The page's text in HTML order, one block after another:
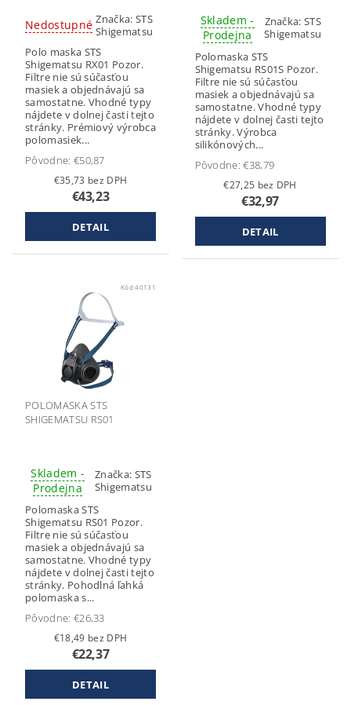
Nedostupné Značka: STS
Shigematsu
Polo maska STS
Shigematsu RX01 Pozor.
Filtre nie sú súčasťou
masiek a objednávajú sa
samostatne. Vhodné typy
nájdete v dolnej časti tejto
stránky. Prémiový výrobca
polomasiek...
Pôvodne: €50,87
€35,73 bez DPH
€43,23
DETAIL
Skladem -
Prodejna
Značka:STS
Shigematsu
Polomaska STS
Shigematsu RS01S Pozor.
Filtre nie sú súčasťou
masiek a objednávajú sa
samostatne. Vhodné typy
nájdete v dolnej časti tejto
stránky. Výrobca
silikónových...
Pôvodne:€38,79
€27,25 bez DPH
€32,97
DETAIL
Kód:40131
POLOMASKA STS
SHIGEMATSU RS01
Skladem -
Prodejna
Značka: STS
Shigematsu
Polomaska STS
Shigematsu RS01 Pozor.
Filtre nie sú súčasťou
masiek a objednávajú sa
samostatne. Vhodné typy
nájdete v dolnej časti tejto
stránky. Pohodlná ľahká
polomaska s...
Pôvodne: €26,33
€18,49 bez DPH
€22,37
DETAIL